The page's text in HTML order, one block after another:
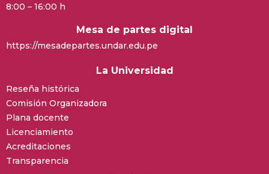
8:00 – 16:00 h
Mesa de partes digital
https://mesadepartes.undar.edu.pe
La Universidad
Reseña histórica
Comisión Organizadora
Plana docente
Licenciamiento
Acreditaciones
Transparencia